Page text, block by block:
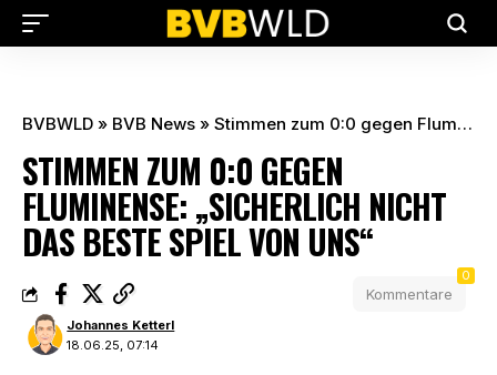
BVBWLD » BVB News » Stimmen zum 0:0 gegen Fluminense: „Sicherlich nicht das beste Spiel von uns“
STIMMEN ZUM 0:0 GEGEN
FLUMINENSE: „SICHERLICH NICHT
DAS BESTE SPIEL VON UNS“
18.06.25, 07:14
Johannes Ketterl
Kommentare
0